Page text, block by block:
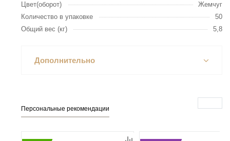
Цвет(оборот)
Жемчуг
Количество в упаковке
50
Общий вес (кг)
5,8
Дополнительно
Персональные рекомендации